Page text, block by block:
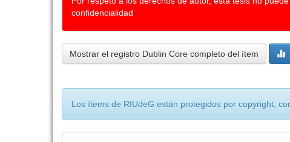
confidencialidad
Mostrar el registro Dublin Core completo del ítem
Los ítems de RIUdeG están protegidos por copyright,